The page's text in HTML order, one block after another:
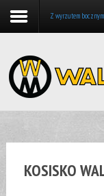
Z wyrzutem bocznym
KOSISKO